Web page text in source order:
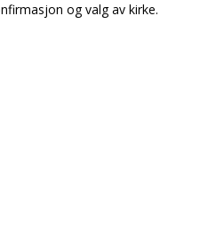
og valg av kirke.